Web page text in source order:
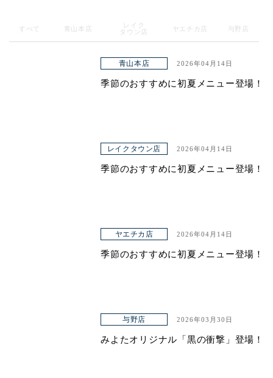
お知らせ
アクセス
すべて 青山本店
レイク
タウン店
ヤエチカ店 与野店
青山本店 2026年04月14日
季節のおすすめに初夏メニュー登場！
レイクタウン店 2026年04月14日
季節のおすすめに初夏メニュー登場！
ヤエチカ店 2026年04月14日
季節のおすすめに初夏メニュー登場！
与野店 2026年03月30日
みよたオリジナル「黒の衝撃」登場！